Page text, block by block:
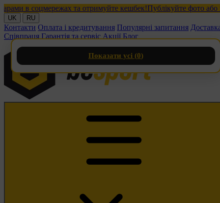
в соцмережах та отримуйте кешбек!Публікуйте фото або
UK RU
Контакти Оплата і кредитування Популярні запитання
Співпраця Гарантія та сервіс Акції Блог
Показати усі (0)